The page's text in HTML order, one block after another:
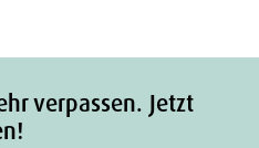
verpassen. Jetzt